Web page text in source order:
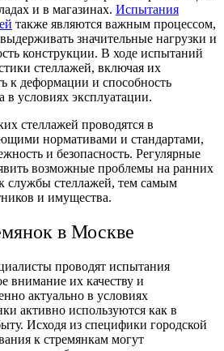
и в магазинах. Испытания
также являются важным процессом,
значительные нагрузки и
конструкции. В ходе испытаний
стеллажей, включая их
к деформации и способность
в условиях эксплуатации.
стеллажей проводятся в
нормативами и стандартами,
и безопасность. Регулярные
возможные проблемы на ранних
службы стеллажей, тем самым
и имущества.
в Москве
проводят испытания
внимание их качеству и
актуально в условиях
активно используются как в
Исходя из специфики городской
к стремянкам могут